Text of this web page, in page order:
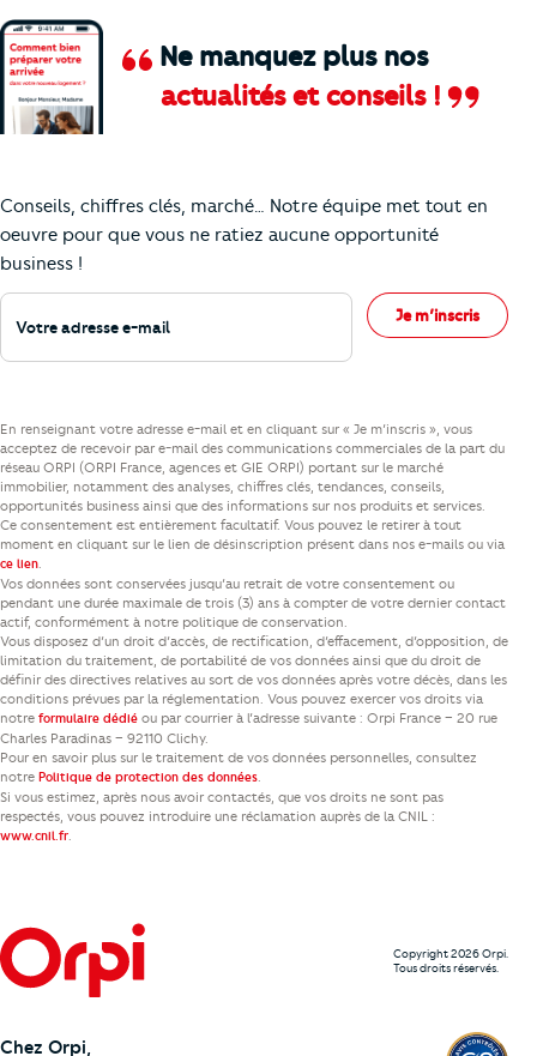
Ne manquez plus nos
actualités et conseils !
Conseils, chiffres clés, marché… Notre équipe met tout en
oeuvre pour que vous ne ratiez aucune opportunité
business !
Votre adresse e-mail
Je m’inscris
En renseignant votre adresse e-mail et en cliquant sur « Je m’inscris », vous
acceptez de recevoir par e-mail des communications commerciales de la part du
réseau ORPI (ORPI France, agences et GIE ORPI) portant sur le marché
immobilier, notamment des analyses, chiffres clés, tendances, conseils,
opportunités business ainsi que des informations sur nos produits et services.
Ce consentement est entièrement facultatif. Vous pouvez le retirer à tout
moment en cliquant sur le lien de désinscription présent dans nos e-mails ou via
ce lien.
Vos données sont conservées jusqu’au retrait de votre consentement ou
pendant une durée maximale de trois (3) ans à compter de votre dernier contact
actif, conformément à notre politique de conservation.
Vous disposez d’un droit d’accès, de rectification, d’effacement, d’opposition, de
limitation du traitement, de portabilité de vos données ainsi que du droit de
définir des directives relatives au sort de vos données après votre décès, dans les
conditions prévues par la réglementation. Vous pouvez exercer vos droits via
notre formulaire dédié ou par courrier à l’adresse suivante : Orpi France – 20 rue
Charles Paradinas – 92110 Clichy.
Pour en savoir plus sur le traitement de vos données personnelles, consultez
notre Politique de protection des données.
Si vous estimez, après nous avoir contactés, que vos droits ne sont pas
respectés, vous pouvez introduire une réclamation auprès de la CNIL :
www.cnil.fr.
Copyright 2026 Orpi.
Tous droits réservés.
Chez Orpi,